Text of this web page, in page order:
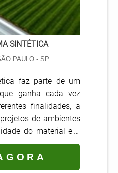
SINTÉTICA
PAULO - SP
faz parte de um
ganha cada vez
finalidades, a
de ambientes
do material e a
do espaço
em locais de alto
jardins, áreas